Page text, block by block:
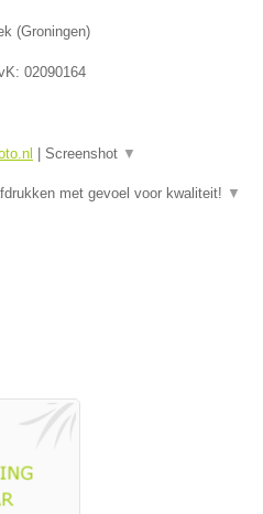
(Groningen)
02090164
Screenshot ▼
met gevoel voor kwaliteit! ▼